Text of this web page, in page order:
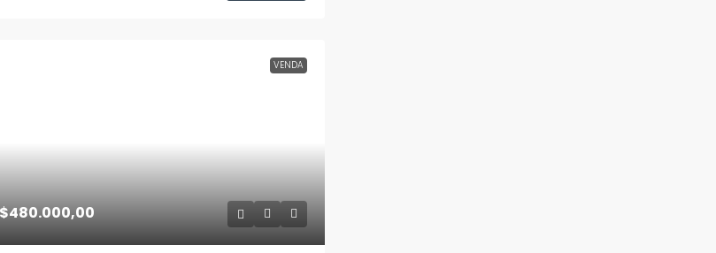
VENDA